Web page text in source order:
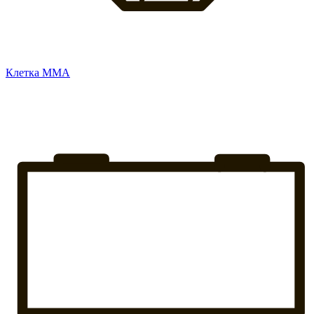
Клетка ММА